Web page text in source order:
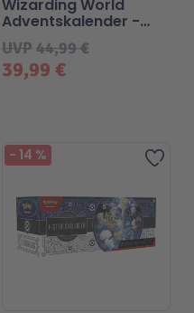
39,99 €
UVP44,99 €
Wizarding World
Adventskalender -
Harry Potter
Wunschliste
- 14 %